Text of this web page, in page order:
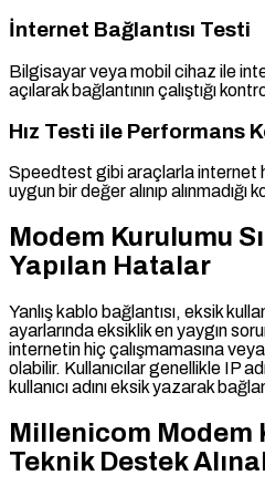
İnternet Bağlantısı Testi
Bilgisayar veya mobil cihaz ile
açılarak bağlantının çalıştığı
Hız Testi ile Performans
Speedtest gibi araçlarla internet
uygun bir değer alınıp alınmadığı
Modem Kurulumu
Yapılan Hatalar
Yanlış kablo bağlantısı, eksik
ayarlarında eksiklik en yaygın
internetin hiç çalışmamasına
olabilir. Kullanıcılar genellikle IP
kullanıcı adını eksik yazarak
Millenicom Modem
Teknik Destek